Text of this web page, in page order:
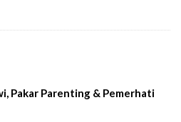
Pakar Parenting & Pemerhati